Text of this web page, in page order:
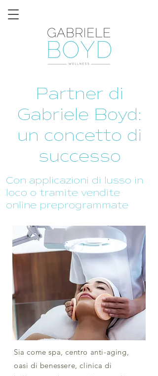
Partner di
Gabriele Boyd:
un concetto di
successo
Con applicazioni di lusso in
loco o tramite vendite
online preprogrammate
Sia come spa, centro anti-aging,
oasi di benessere, clinica di